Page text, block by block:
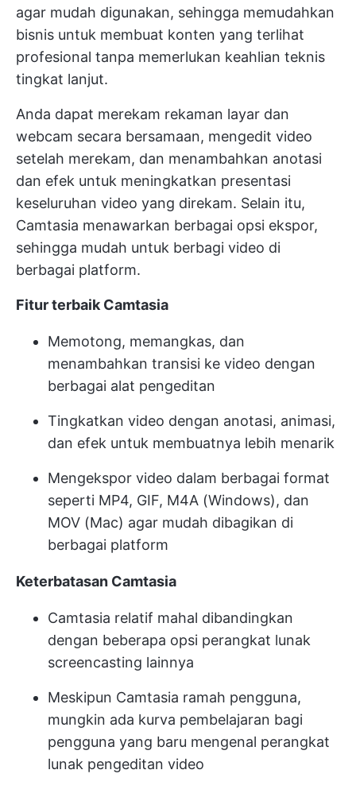
agar mudah digunakan, sehingga memudahkan
bisnis untuk membuat konten yang terlihat
profesional tanpa memerlukan keahlian teknis
tingkat lanjut.
Anda dapat merekam rekaman layar dan
webcam secara bersamaan, mengedit video
setelah merekam, dan menambahkan anotasi
dan efek untuk meningkatkan presentasi
keseluruhan video yang direkam. Selain itu,
Camtasia menawarkan berbagai opsi ekspor,
sehingga mudah untuk berbagi video di
berbagai platform.
Fitur terbaik Camtasia
Memotong, memangkas, dan
menambahkan transisi ke video dengan
berbagai alat pengeditan
Tingkatkan video dengan anotasi, animasi,
dan efek untuk membuatnya lebih menarik
Mengekspor video dalam berbagai format
seperti MP4, GIF, M4A (Windows), dan
MOV (Mac) agar mudah dibagikan di
berbagai platform
Keterbatasan Camtasia
Camtasia relatif mahal dibandingkan
dengan beberapa opsi perangkat lunak
screencasting lainnya
Meskipun Camtasia ramah pengguna,
mungkin ada kurva pembelajaran bagi
pengguna yang baru mengenal perangkat
lunak pengeditan video